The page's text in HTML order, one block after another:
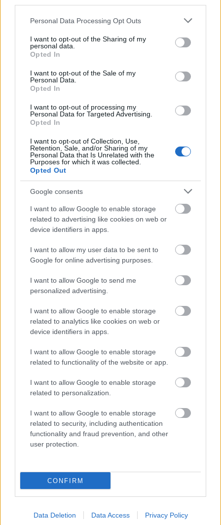
Please note that this website/app uses one or more Google
not limited to your visit or usage behaviour. You may click to
grant or deny consent to Google and its third-party tags to
use your data for below specified purposes in below Google
consent section.
Personal Data Processing Opt Outs
I want to opt-out of the Sharing of my
personal data.
Opted In
I want to opt-out of the Sale of my
Personal Data.
Opted In
I want to opt-out of processing my
Personal Data for Targeted Advertising.
Opted In
I want to opt-out of Collection, Use,
Retention, Sale, and/or Sharing of my
Personal Data that Is Unrelated with the
Purposes for which it was collected.
Opted Out
Google consents
I want to allow Google to enable storage
related to advertising like cookies on web or
device identifiers in apps.
I want to allow my user data to be sent to
Google for online advertising purposes.
I want to allow Google to send me
personalized advertising.
I want to allow Google to enable storage
related to analytics like cookies on web or
device identifiers in apps.
I want to allow Google to enable storage
related to functionality of the website or app.
I want to allow Google to enable storage
related to personalization.
I want to allow Google to enable storage
related to security, including authentication
functionality and fraud prevention, and other
user protection.
CONFIRM
Data Deletion Data Access Privacy Policy
sorolhatjuk. Például az emlőnagyobbítás 750
ezer forinttól, az emlőkisebbítés 700 ezer
például a botox - beadása 35 ezer forintba
kerül és még ki kell fizetni az anyagköltséget,
hogy a botox 4-6 hónap után felszívódik. A
fülplasztika 180 ezer, a felső
az arcplasztika 500 ezer forinttól kezdődik. A
zsírleszívás testtájanként 80 ezer forinttól
- Melyik a leggyakoribb szépészeti
beavatkozás?
- Az emlőnagyobbítás és a szemhéjplasztika.
- A legritkább?
- Talán az intimplasztika, de az is egyre
saját zsírral történő péniszfeltöltést,
vastagítást. Heti gyakorisággal alkalmazzuk.
- A beavatkozások előtti konzultációnak
milyen jelentősége van?
- Én minden páciensre rászánok 40-60 percet
megoperálni -, azért, hogy elmondjam neki,
mi lesz a műtét következménye, hogy
lehet, hogy akad majd, aki meg fogja
operálni, de nem lesz boldog és elégedett.
Például bejött egy alacsony, 160 centiméter
körüli hölgy hatalmas mellekkel, aki még
nagyobbakat akart. Egy órát rászántam,
paródiája lenne. Hallgatott rám. Nekem
fontos ez, hiszen azzal, ha valakit
bármikor felkereshet a páciens, ha kérdése,
problémája van.